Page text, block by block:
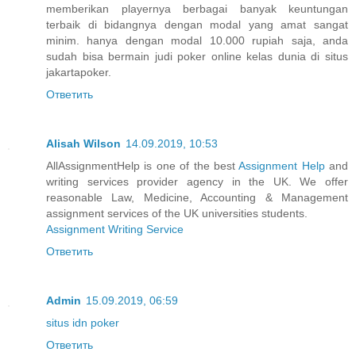
memberikan playernya berbagai banyak keuntungan
terbaik di bidangnya dengan modal yang amat sangat
minim. hanya dengan modal 10.000 rupiah saja, anda
sudah bisa bermain judi poker online kelas dunia di situs
jakartapoker.
Ответить
Alisah Wilson 14.09.2019, 10:53
AllAssignmentHelp is one of the bestAssignment Helpand
writing services provider agency in the UK. We offer
reasonable Law, Medicine, Accounting & Management
assignment services of the UK universities students.
Assignment Writing Service
Ответить
Admin 15.09.2019, 06:59
situs idn poker
Ответить